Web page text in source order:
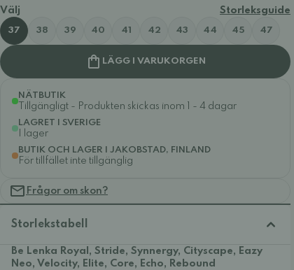
Välj Storleksguide
37 38 39 40 41 42 43 44 45 47
LÄGG I VARUKORGEN
NÄTBUTIK
Tillgängligt - Produkten skickas inom 1 - 4 dagar
LAGRET I SVERIGE
I lager
BUTIK OCH LAGER I JAKOBSTAD, FINLAND
För tillfället inte tillgänglig
Frågor om skon?
Storlekstabell
Be Lenka Royal, Stride, Synnergy, Cityscape, Eazy
Neo, Velocity, Elite, Core, Echo, Rebound